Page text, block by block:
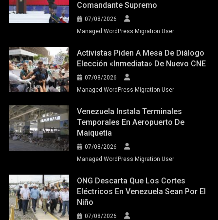
Comandante Supremo
07/08/2026
Managed WordPress Migration User
Activistas Piden A Mesa De Diálogo
Elección «inmediata» De Nuevo CNE
07/08/2026
Managed WordPress Migration User
Venezuela Instala Terminales
Temporales En Aeropuerto De
Maiquetía
07/08/2026
Managed WordPress Migration User
ONG Descarta Que Los Cortes
Eléctricos En Venezuela Sean Por El
Niño
07/08/2026